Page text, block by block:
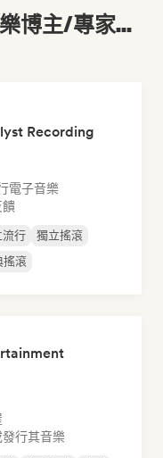
博主/專家...
Recording
電子音樂
饋
流行
獨立搖滾
搖滾
行其音樂